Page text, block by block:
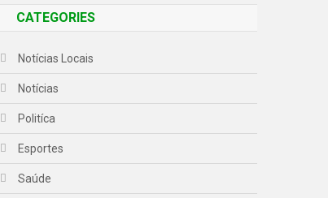
CATEGORIES
Notícias Locais
Notícias
Politíca
Esportes
Saúde